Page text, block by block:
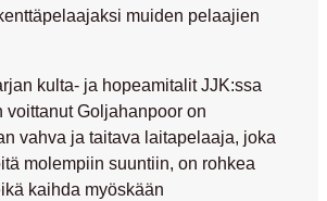
muiden pelaajien
kulta- ja hopeamitalit JJK:ssa
voittanut Goljahanpoor on
vahva ja taitava laitapelaaja, joka
molempiin suuntiin, on rohkea
kaihda myöskään